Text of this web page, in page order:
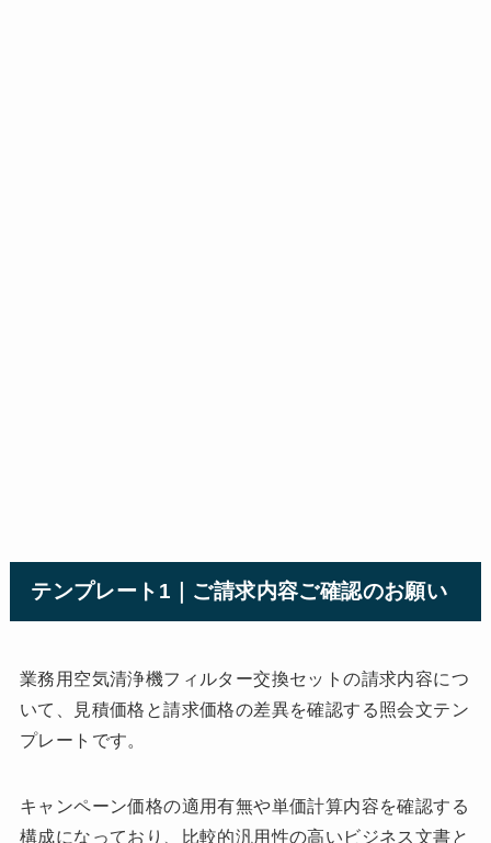
テンプレート1｜ご請求内容ご確認のお願い
業務用空気清浄機フィルター交換セットの請求内容につ
いて、見積価格と請求価格の差異を確認する照会文テン
プレートです。
キャンペーン価格の適用有無や単価計算内容を確認する
構成になっており、比較的汎用性の高いビジネス文書と